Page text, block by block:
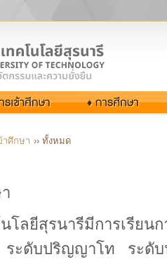
าศึกษา ›› ทั้งหมด
โลยีสุรนารีมีการเรียน
ะดับปริญญาโท ระดั